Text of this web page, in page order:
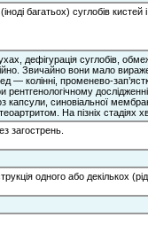
багатьох) суглобів
дефігурація суглобів,
Звичайно вони мало
колінні, променево-
рентгенологічному
капсули, синовіальної
На пізніх стадіях
загострень.
одного або декількох